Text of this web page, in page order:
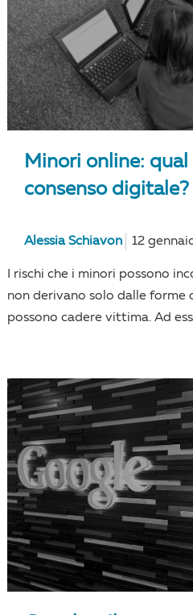
Minori online: qual
consenso digitale?
Alessia Schiavon 12
I rischi che i minori possono
non derivano solo dalle forme
possono cadere vittima. Ad